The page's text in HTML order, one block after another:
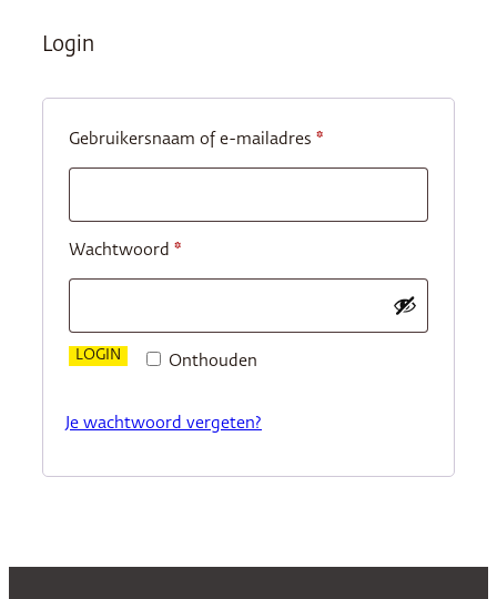
Login
Gebruikersnaam of e-mailadres *Vereist
Wachtwoord *Vereist
Onthouden
LOGIN
Je wachtwoord vergeten?